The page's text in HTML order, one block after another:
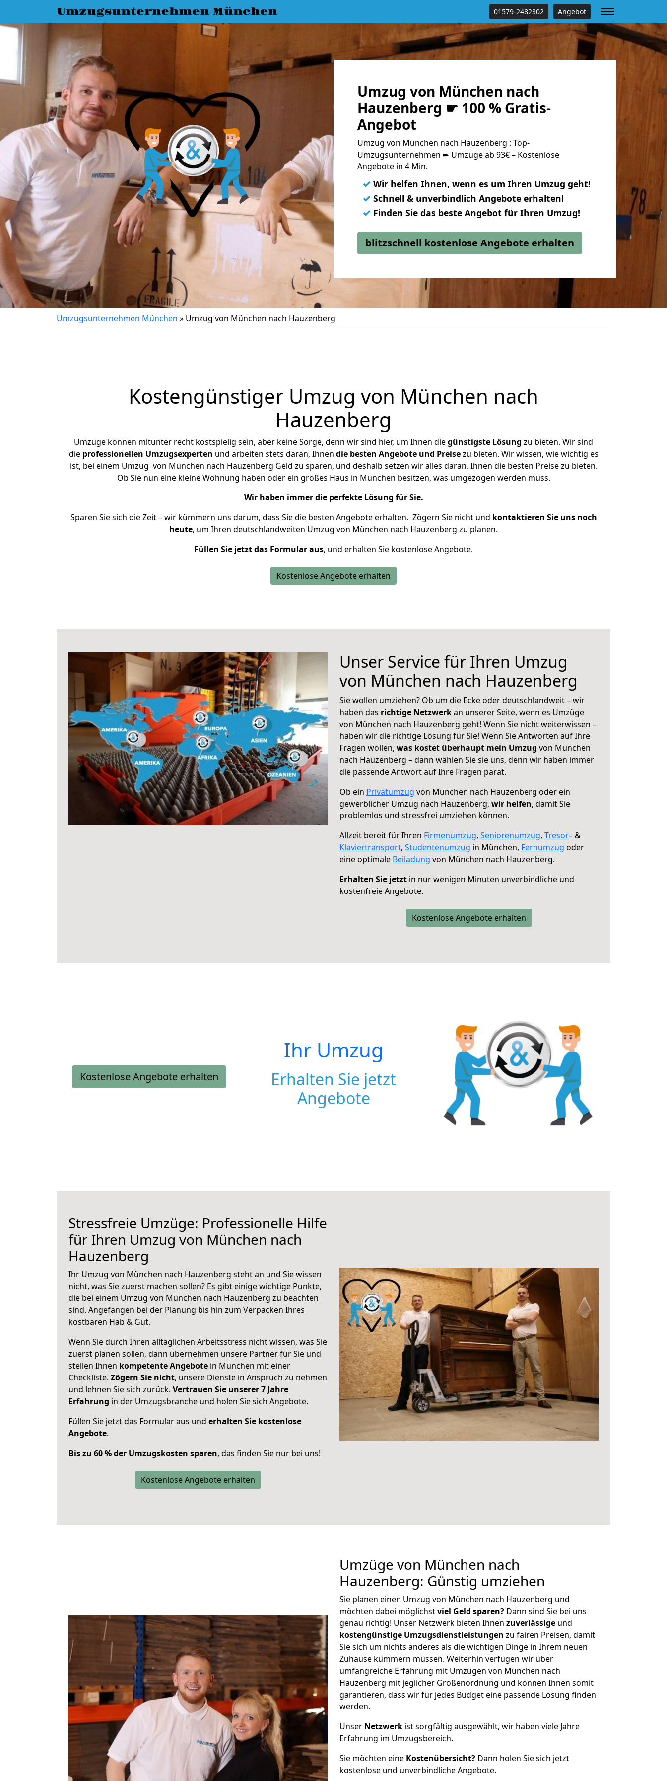
Umzugsunternehmen München 01579-2482302 Angebot
Umzug von München nach
Hauzenberg ☛ 100 % Gratis-
Angebot
Umzug von München nach Hauzenberg : Top-
Umzugsunternehmen ➨ Umzüge ab 93€ – Kostenlose
Angebote in 4 Min.
✓ Wir helfen Ihnen, wenn es um Ihren Umzug geht!
✓ Schnell & unverbindlich Angebote erhalten!
✓ Finden Sie das beste Angebot für Ihren Umzug!
blitzschnell kostenlose Angebote erhalten
Umzugsunternehmen München » Umzug von München nach Hauzenberg
Kostengünstiger Umzug von München nach
Hauzenberg
Umzüge können mitunter recht kostspielig sein, aber keine Sorge, denn wir sind hier, um Ihnen diegünstigste Lösung zu bieten. Wir sind
die professionellen Umzugsexperten und arbeiten stets daran, Ihnen die besten Angebote und Preisezu bieten. Wir wissen, wie wichtig es
ist, bei einem Umzug von München nach Hauzenberg Geld zu sparen, und deshalb setzen wir alles daran, Ihnen die besten Preise zu bieten.
Ob Sie nun eine kleine Wohnung haben oder ein großes Haus in München besitzen, was umgezogen werden muss.
Wir haben immer die perfekte Lösung für Sie.
Sparen Sie sich die Zeit – wir kümmern uns darum, dass Sie die besten Angebote erhalten. Zögern Sie nicht und kontaktieren Sie uns noch
heute, um Ihren deutschlandweiten Umzug von München nach Hauzenberg zu planen.
Füllen Sie jetzt das Formular aus, und erhalten Sie kostenlose Angebote.
Kostenlose Angebote erhalten
Unser Service für Ihren Umzug
von München nach Hauzenberg
Sie wollen umziehen? Ob um die Ecke oder deutschlandweit – wir
haben das richtige Netzwerkan unserer Seite, wenn es Umzüge
von München nach Hauzenberg geht! Wenn Sie nicht weiterwissen –
haben wir die richtige Lösung für Sie! Wenn Sie Antworten auf Ihre
Fragen wollen, was kostet überhaupt mein Umzug von München
nach Hauzenberg – dann wählen Sie sie uns, denn wir haben immer
die passende Antwort auf Ihre Fragen parat.
Ob ein Privatumzug von München nach Hauzenberg oder ein
gewerblicher Umzug nach Hauzenberg, wir helfen, damit Sie
problemlos und stressfrei umziehen können.
Allzeit bereit für Ihren Firmenumzug, Seniorenumzug, Tresor– &
Klaviertransport, Studentenumzug in München, Fernumzug oder
eine optimale Beiladung von München nach Hauzenberg.
Erhalten Sie jetzt in nur wenigen Minuten unverbindliche und
kostenfreie Angebote.
Kostenlose Angebote erhalten
Kostenlose Angebote erhalten
Ihr Umzug
Erhalten Sie jetzt
Angebote
Stressfreie Umzüge: Professionelle Hilfe
für Ihren Umzug von München nach
Hauzenberg
Ihr Umzug von München nach Hauzenberg steht an und Sie wissen
nicht, was Sie zuerst machen sollen? Es gibt einige wichtige Punkte,
die bei einem Umzug von München nach Hauzenberg zu beachten
sind. Angefangen bei der Planung bis hin zum Verpacken Ihres
kostbaren Hab & Gut.
Wenn Sie durch Ihren alltäglichen Arbeitsstress nicht wissen, was Sie
zuerst planen sollen, dann übernehmen unsere Partner für Sie und
stellen Ihnen kompetente Angebote in München mit einer
Checkliste. Zögern Sie nicht, unsere Dienste in Anspruch zu nehmen
und lehnen Sie sich zurück. Vertrauen Sie unserer 7 Jahre
Erfahrung in der Umzugsbranche und holen Sie sich Angebote.
Füllen Sie jetzt das Formular aus und erhalten Sie kostenlose
Angebote.
Bis zu 60 % der Umzugskosten sparen, das finden Sie nur bei uns!
Kostenlose Angebote erhalten
Umzüge von München nach
Hauzenberg: Günstig umziehen
Sie planen einen Umzug von München nach Hauzenberg und
möchten dabei möglichstviel Geld sparen? Dann sind Sie bei uns
genau richtig! Unser Netzwerk bieten Ihnen zuverlässige und
kostengünstige Umzugsdienstleistungen zu fairen Preisen, damit
Sie sich um nichts anderes als die wichtigen Dinge in Ihrem neuen
Zuhause kümmern müssen. Weiterhin verfügen wir über
umfangreiche Erfahrung mit Umzügen von München nach
Hauzenberg mit jeglicher Größenordnung und können Ihnen somit
garantieren, dass wir für jedes Budget eine passende Lösung finden
werden.
Unser Netzwerk ist sorgfältig ausgewählt, wir haben viele Jahre
Erfahrung im Umzugsbereich.
Sie möchten eine Kostenübersicht? Dann holen Sie sich jetzt
kostenlose und unverbindliche Angebote.